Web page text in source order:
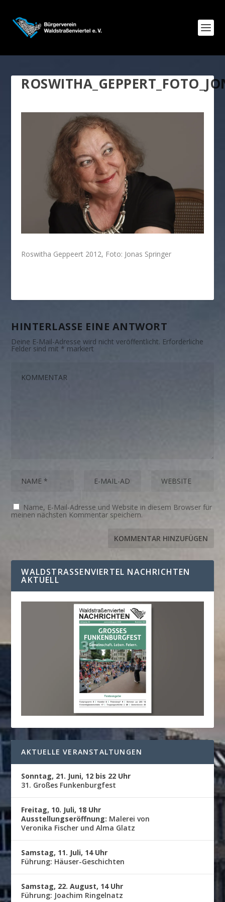
Roswitha Geppeert 2012, Foto: Jonas Springer
HINTERLASSE EINE ANTWORT
Deine E-Mail-Adresse wird nicht veröffentlicht. Erforderliche
Felder sind mit * markiert
Name, E-Mail-Adresse und Website in diesem Browser für
meinen nächsten Kommentar speichern.
WALDSTRASSENVIERTEL NACHRICHTEN A
KTUELL
AKTUELLE VERANSTALTUNGEN
Sonntag, 21. Juni, 12 bis 22 Uhr
31. Großes Funkenburgfest
Freitag, 10. Juli, 18 Uhr
Ausstellungseröffnung: Malerei von
Veronika Fischer und Alma Glatz
Samstag, 11. Juli, 14 Uhr
Führung: Häuser-Geschichten
Samstag, 22. August, 14 Uhr
Führung: Joachim Ringelnatz